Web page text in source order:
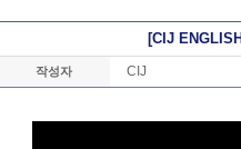
[CIJ
작성자 CIJ